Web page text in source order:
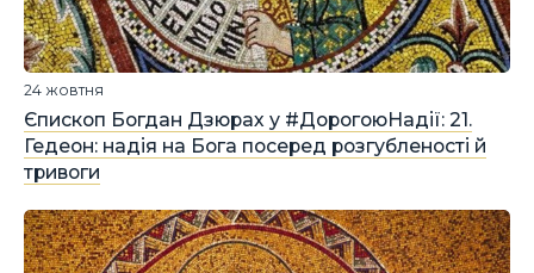
Єпископ Богдан Дзюрах у #ДорогоюНадії: 21.
Гедеон: надія на Бога посеред розгубленості й
тривоги
24 жовтня